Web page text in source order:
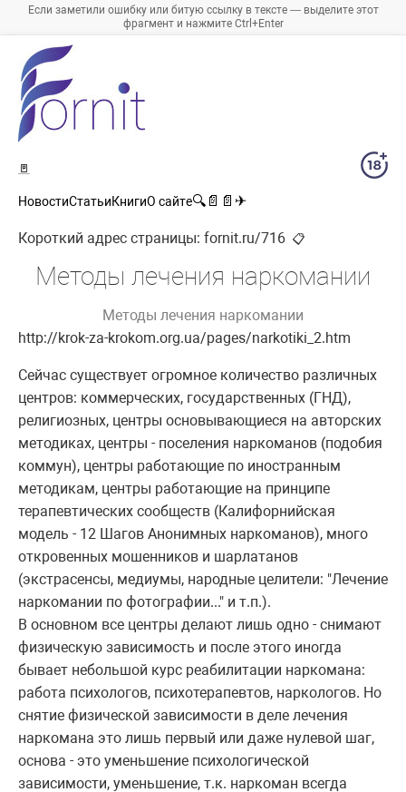
Если заметили ошибку или битую ссылку в тексте — выделите этот
фрагмент и нажмите Ctrl+Enter
🚪
НовостиСтатьиКнигиО сайте🔍 📄 📄 ✈
Короткий адрес страницы: fornit.ru/716 📋
Методы лечения наркомании
Методы лечения наркомании
http://krok-za-krokom.org.ua/pages/narkotiki_2.htm
Сейчас существует огромное количество различных
центров: коммерческих, государственных (ГНД),
религиозных, центры основывающиеся на авторских
методиках, центры - поселения наркоманов (подобия
коммун), центры работающие по иностранным
методикам, центры работающие на принципе
терапевтических сообществ (Калифорнийская
модель - 12 Шагов Анонимных наркоманов), много
откровенных мошенников и шарлатанов
(экстрасенсы, медиумы, народные целители: "Лечение
наркомании по фотографии..." и т.п.).
В основном все центры делают лишь одно - снимают
физическую зависимость и после этого иногда
бывает небольшой курс реабилитации наркомана:
работа психологов, психотерапевтов, наркологов. Но
снятие физической зависимости в деле лечения
наркомана это лишь первый или даже нулевой шаг,
основа - это уменьшение психологической
зависимости, уменьшение, т.к. наркоман всегда